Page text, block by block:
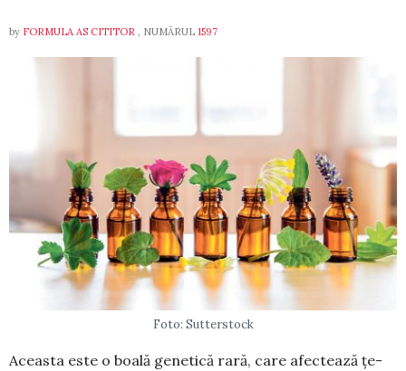
by FORMULA AS CITITOR , NUMĂRUL 1597
Foto: Sutterstock
Aceasta este o boală genetică rară, care afec­tează țe­